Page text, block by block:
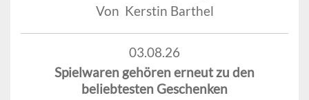
Von Kerstin Barthel
03.08.26
Spielwaren gehören erneut zu den
beliebtesten Geschenken